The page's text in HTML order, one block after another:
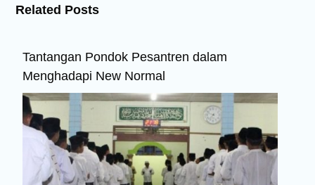
Related Posts
Tantangan Pondok Pesantren dalam
Menghadapi New Normal